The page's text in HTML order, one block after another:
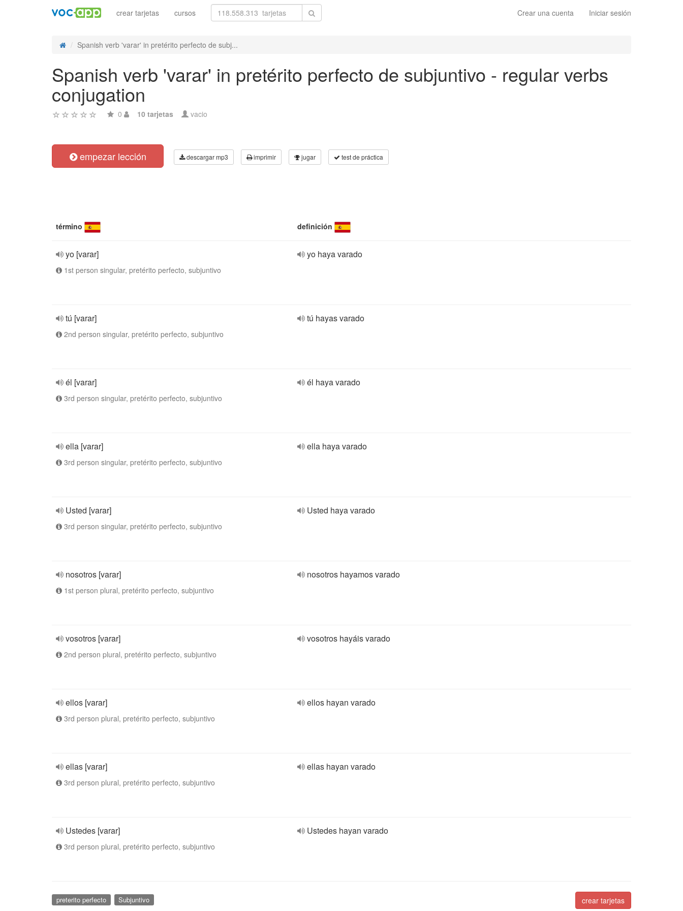
Crear una cuenta Iniciar sesión
crear tarjetas cursos
Spanish verb 'varar' in pretérito perfecto de subj...
Spanish verb 'varar' in pretérito perfecto de subjuntivo - regular verbs
conjugation
0 10 tarjetas vacio
empezar lección descargar mp3 imprimir jugar test de práctica
término definición
yo [varar]
1st person singular, pretérito perfecto, subjuntivo
yo haya varado
tú [varar]
2nd person singular, pretérito perfecto, subjuntivo
tú hayas varado
él [varar]
3rd person singular, pretérito perfecto, subjuntivo
él haya varado
ella [varar]
3rd person singular, pretérito perfecto, subjuntivo
ella haya varado
Usted [varar]
3rd person singular, pretérito perfecto, subjuntivo
Usted haya varado
nosotros [varar]
1st person plural, pretérito perfecto, subjuntivo
nosotros hayamos varado
vosotros [varar]
2nd person plural, pretérito perfecto, subjuntivo
vosotros hayáis varado
ellos [varar]
3rd person plural, pretérito perfecto, subjuntivo
ellos hayan varado
ellas [varar]
3rd person plural, pretérito perfecto, subjuntivo
ellas hayan varado
Ustedes [varar]
3rd person plural, pretérito perfecto, subjuntivo
Ustedes hayan varado
crear tarjetas
preterito perfecto Subjuntivo